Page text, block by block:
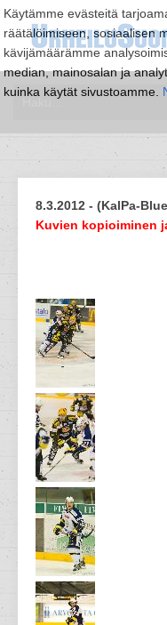
Käytämme evästeitä
räätälöimiseen, sosiaalisen
kävijämäärämme
median, mainosalan ja
kuinka käytät sivustoamme.
8.3.2012 - (KalPa-
Kuvien kopioiminen